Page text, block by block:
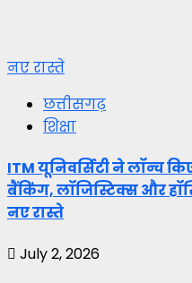
नए रास्ते
छत्तीसगढ़
शिक्षा
ITM यूनिवर्सिटी ने लॉन्च किए
बैंकिंग, लॉजिस्टिक्स और
नए रास्ते
July 2, 2026